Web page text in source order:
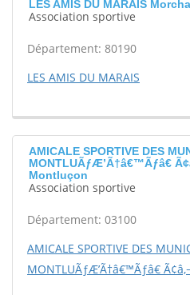
LES AMIS DU MARAIS
Association sportive
Département: 80190
LES AMIS DU MARAIS
AMICALE SPORTIVE DES
MONTLUÃƒÆ’Ã†â€™Ãƒâ€
Montluçon
Association sportive
Département: 03100
AMICALE SPORTIVE DES
MONTLUÃƒÆ’Ã†â€™Ãƒâ€